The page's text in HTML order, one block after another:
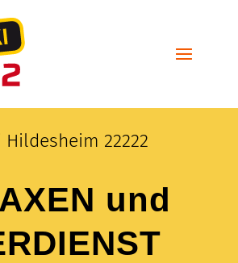
22222
und